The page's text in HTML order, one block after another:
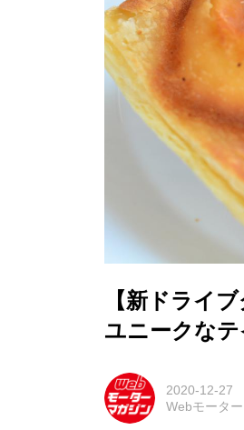
【新ドライ
ユニークな
2020-12-27
Webモータ